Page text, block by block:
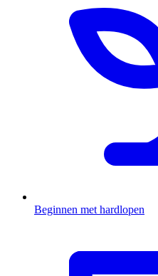
Beginnen met hardlopen